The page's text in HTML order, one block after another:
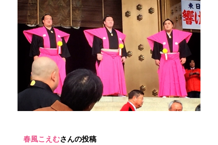
春風こえむさんの投稿